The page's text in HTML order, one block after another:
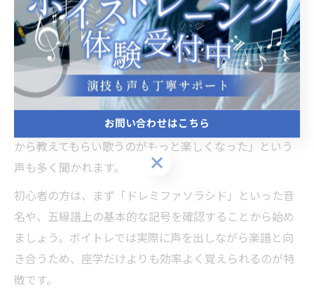
大きく向上します。
なぜ楽譜記号の基礎が大切なのかというと、正しいリズ
ムとメロディの把握が歌唱力アップの土台になるからで
す。例えば、四分音符・八分音符の違いを知れば、曲の
テンポやリズムが自然に体に入るようになります。実
際、世田谷区の教室では「楽譜が苦手だったけど、基礎
から教えてもらい歌うのがもっと楽しくなった」という
声も多く聞かれます。
初心者の方は、まず「ドレミファソラシド」といった音
名や、五線譜上の基本的な記号を確認することから始め
ましょう。ボイトレでは実際に声を出しながら楽譜と向
き合うため、座学だけよりも効率よく覚えられるのが特
徴です。
お問い合わせはこちら
お問い合わせはこちら